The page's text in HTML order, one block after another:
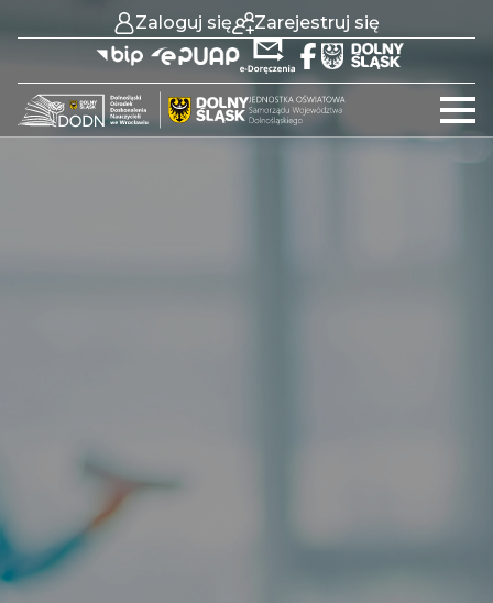
Zaloguj się Zarejestruj się